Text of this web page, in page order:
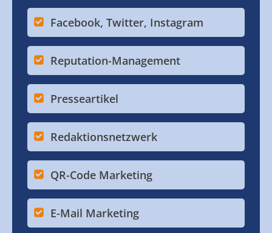
Facebook, Twitter, Instagram
Reputation-Management
Presseartikel
Redaktionsnetzwerk
QR-Code Marketing
E-Mail Marketing